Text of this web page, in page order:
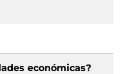
económicas?